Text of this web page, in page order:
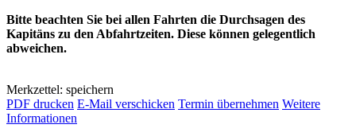
Bitte beachten Sie bei allen Fahrten die Durchsagen des
Kapitäns zu den Abfahrtzeiten. Diese können gelegentlich
abweichen.
Merkzettel: speichern
PDF drucken E-Mail verschicken Termin übernehmen Weitere
Informationen